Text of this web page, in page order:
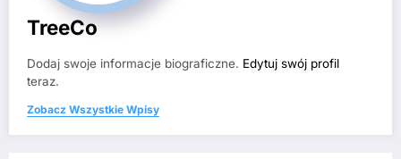
TreeCo
Dodaj swoje informacje biograficzne. Edytuj swój profil
teraz.
Zobacz Wszystkie Wpisy